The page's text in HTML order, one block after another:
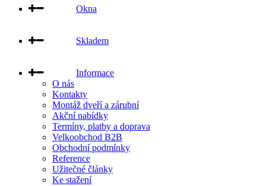
Okna
Skladem
Informace
O nás
Kontakty
Montáž dveří a zárubní
Akční nabídky
Termíny, platby a doprava
Velkoobchod B2B
Obchodní podmínky
Reference
Užitečné články
Ke stažení